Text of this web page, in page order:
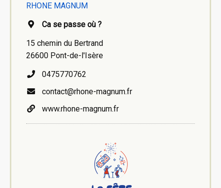
RHONE MAGNUM
Ca se passe où ?
15 chemin du Bertrand
26600 Pont-de-l'Isère
0475770762
contact@rhone-magnum.fr
www.rhone-magnum.fr